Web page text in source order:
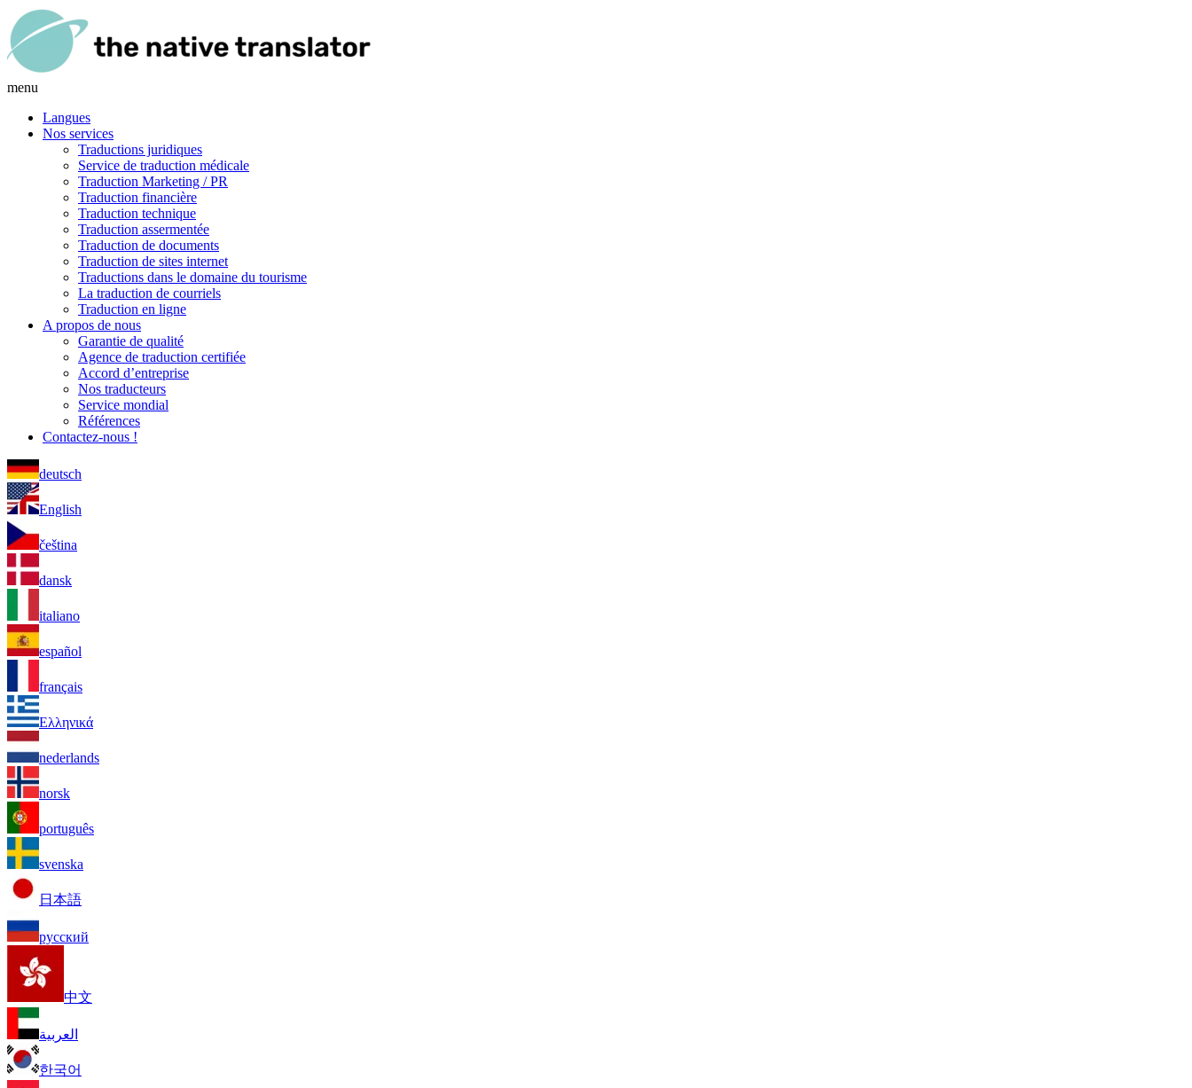
menu
Langues
Nos services
Traductions juridiques
Service de traduction médicale
Traduction Marketing / PR
Traduction financière
Traduction technique
Traduction assermentée
Traduction de documents
Traduction de sites internet
Traductions dans le domaine du tourisme
La traduction de courriels
Traduction en ligne
A propos de nous
Garantie de qualité
Agence de traduction certifiée
Accord d’entreprise
Nos traducteurs
Service mondial
Références
Contactez-nous !
deutsch
English
čeština
dansk
italiano
español
français
Ελληνικά
nederlands
norsk
português
svenska
日本語
русский
中文
العربية
한국어